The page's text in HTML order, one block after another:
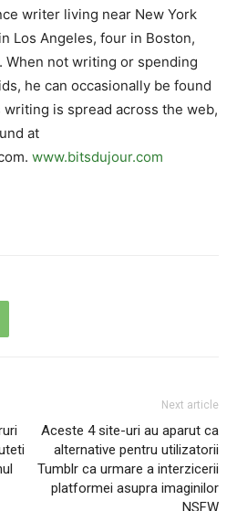
writer living near New York
Los Angeles, four in Boston,
When not writing or spending
he can occasionally be found
is spread across the web,
at
www.bitsdujour.com
Next article
Aceste 4 site-uri au aparut ca
alternative pentru utilizatorii
Tumblr ca urmare a interzicerii
platformei asupra imaginilor
NSFW